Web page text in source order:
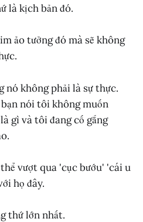
là kịch bản đó.
ảo tưởng đó mà sẽ không
nó không phải là sự thực.
nói tôi không muốn
gì và tôi đang cố gắng
vượt qua 'cục bướu' 'cái u
họ đây.
thứ lớn nhất.